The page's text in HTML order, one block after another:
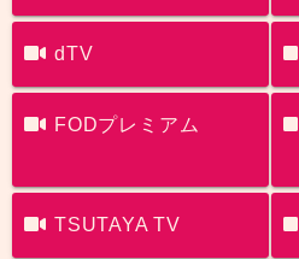
dTV
FODプレミアム
TSUTAYA TV